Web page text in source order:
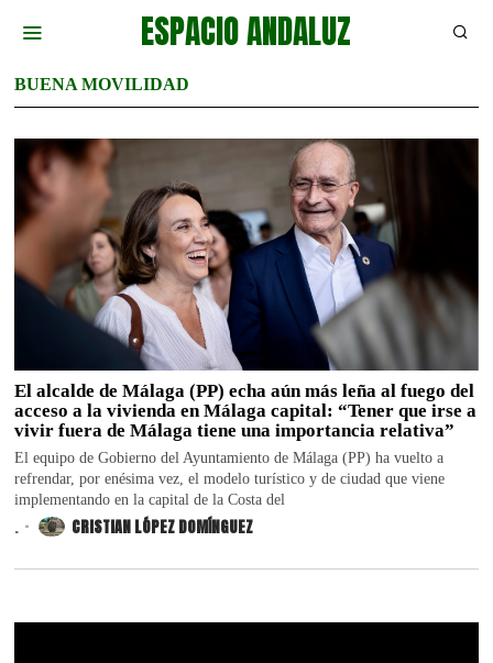
ESPACIO ANDALUZ
BUENA MOVILIDAD
El alcalde de Málaga (PP) echa aún más leña al fuego del
acceso a la vivienda en Málaga capital: “Tener que irse a
vivir fuera de Málaga tiene una importancia relativa”
El equipo de Gobierno del Ayuntamiento de Málaga (PP) ha vuelto a
refrendar, por enésima vez, el modelo turístico y de ciudad que viene
implementando en la capital de la Costa del
. CRISTIAN LÓPEZ DOMÍNGUEZ